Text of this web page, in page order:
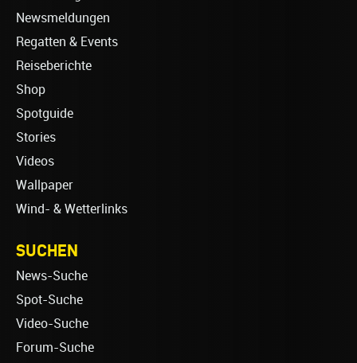
Newsmeldungen
Regatten & Events
Reiseberichte
Shop
Spotguide
Stories
Videos
Wallpaper
Wind- & Wetterlinks
SUCHEN
News-Suche
Spot-Suche
Video-Suche
Forum-Suche